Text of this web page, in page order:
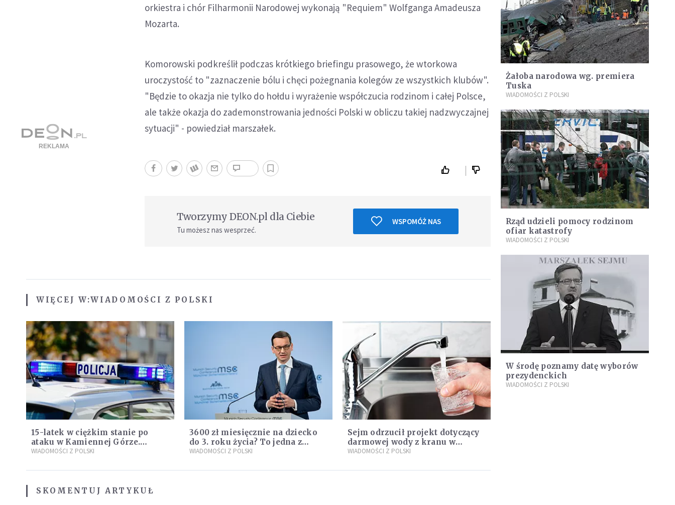
orkiestra i chór Filharmonii Narodowej wykonają "Requiem" Wolfganga Amadeusza
Mozarta.
Komorowski podkreślił podczas krótkiego briefingu prasowego, że wtorkowa
uroczystość to "zaznaczenie bólu i chęci pożegnania kolegów ze wszystkich klubów".
"Będzie to okazja nie tylko do hołdu i wyrażenie współczucia rodzinom i całej Polsce,
ale także okazja do zademonstrowania jedności Polski w obliczu takiej nadzwyczajnej
sytuacji" - powiedział marszałek.
Tworzymy DEON.pl dla Ciebie
Tu możesz nas wesprzeć.
WSPOMÓŻ NAS
WIĘCEJ W:WIADOMOŚCI Z POLSKI
15-latek w ciężkim stanie po
ataku w Kamiennej Górze.
Policja zatrzymała dwóch
WIADOMOŚCI Z POLSKI
3600 zł miesięcznie na dziecko
do 3. roku życia? To jedna z
propozycji programu "Rozwój
WIADOMOŚCI Z POLSKI
Sejm odrzucił projekt dotyczący
darmowej wody z kranu w
restauracjach
WIADOMOŚCI Z POLSKI
SKOMENTUJ ARTYKUŁ
Żałoba narodowa wg. premiera
Tuska
WIADOMOŚCI Z POLSKI
Rząd udzieli pomocy rodzinom
ofiar katastrofy
WIADOMOŚCI Z POLSKI
W środę poznamy datę wyborów
prezydenckich
WIADOMOŚCI Z POLSKI